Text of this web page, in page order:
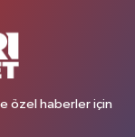
özel haberler için